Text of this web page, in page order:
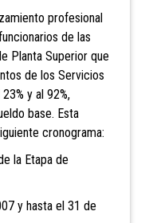
profesional
de las
Planta Superior que
de los Servicios
y al 92%,
base. Esta
cronograma:
la Etapa de
y hasta el 31 de